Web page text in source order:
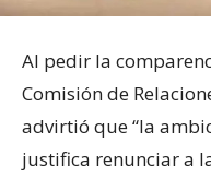
Al pedir la
Comisión de
advirtió que “la
justifica renunciar a